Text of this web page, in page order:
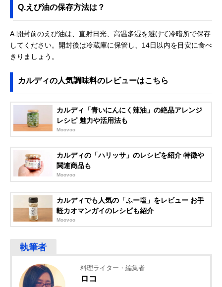
Q.えび油の保存方法は？
A.開封前のえび油は、直射日光、高温多湿を避けて冷暗所で保存
してください。開封後は冷蔵庫に保管し、14日以内を目安に食べ
きりましょう。
カルディの人気調味料のレビューはこちら
カルディ「青いにんにく辣油」の絶品アレンジ
レシピ 魅力や活用法も
Moovoo
カルディの「ハリッサ」のレシピを紹介 特徴や
関連商品も
Moovoo
カルディでも人気の「ふー塩」をレビュー お手
軽カオマンガイのレシピも紹介
Moovoo
料理ライター・編集者
ロコ